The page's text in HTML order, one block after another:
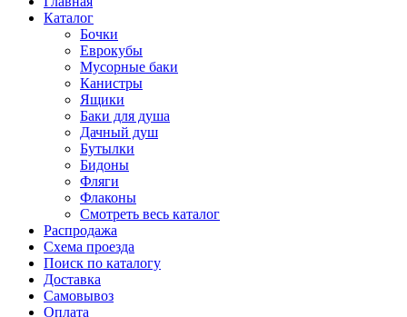
Каталог
Бочки
Еврокубы
Мусорные баки
Канистры
Ящики
Баки для душа
Дачный душ
Бутылки
Бидоны
Фляги
Флаконы
Смотреть весь каталог
Распродажа
Схема проезда
Поиск по каталогу
Доставка
Самовывоз
Оплата